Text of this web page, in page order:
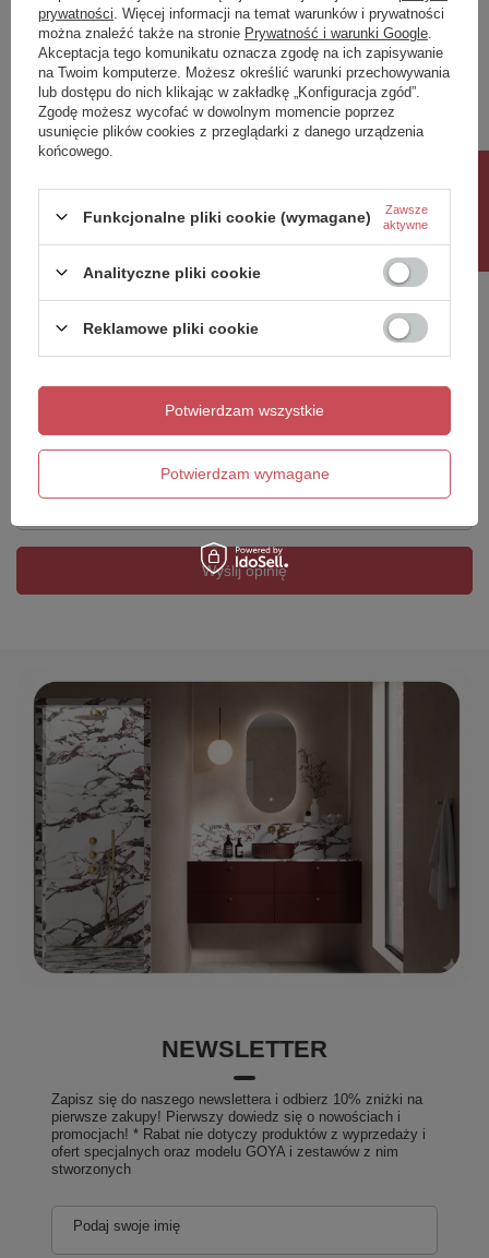
Napisz swoją opinię
Twoja ocena:
5/5
Dodaj własne zdjęcie produktu:
Twoje imię
Wyślij opinię
NEWSLETTER
Zapisz się do naszego newslettera i odbierz 10% zniżki na
pierwsze zakupy! Pierwszy dowiedz się o nowościach i
promocjach! * Rabat nie dotyczy produktów z wyprzedaży i
ofert specjalnych oraz modelu GOYA i zestawów z nim
stworzonych
Podaj swoje imię
prywatności . Więcej informacji na temat warunków i prywatności
można znaleźć także na stronie Prywatność i warunki Google
Akceptacja tego komunikatu oznacza zgodę na ich zapisywanie
na Twoim komputerze. Możesz określić warunki przechowywania
lub dostępu do nich klikając w zakładkę „Konfiguracja zgód”.
Zgodę możesz wycofać w dowolnym momencie poprzez
usunięcie plików cookies z przeglądarki z danego urządzenia
końcowego.
Funkcjonalne pliki cookie (wymagane)
Zawsze
aktywne
Analityczne pliki cookie
Reklamowe pliki cookie
Potwierdzam wymagane
Potwierdzam wszystkie